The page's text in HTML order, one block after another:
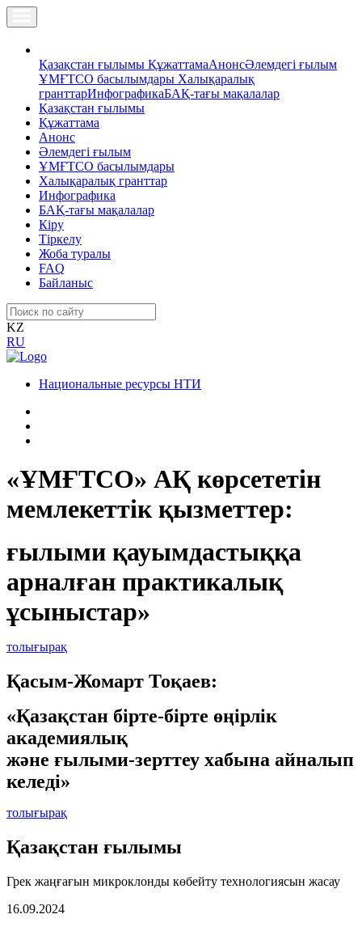
Қазақстан ғылымы ҚұжаттамаАнонсӘлемдегі ғылым
ҰМҒТСО басылымдары Халықаралық
гранттарИнфографикаБАҚ-тағы мақалалар
Қазақстан ғылымы
Құжаттама
Анонс
Әлемдегі ғылым
ҰМҒТСО басылымдары
Халықаралық гранттар
Инфографика
БАҚ-тағы мақалалар
Кіру
Тіркелу
Жоба туралы
FAQ
Байланыс
KZ
RU
Национальные ресурсы НТИ
«ҰМҒТСО» АҚ көрсететін
мемлекеттік қызметтер:
ғылыми қауымдастыққа
арналған практикалық
ұсыныстар»
толығырақ
Қасым-Жомарт Тоқаев:
«Қазақстан бірте-бірте өңірлік
академиялық
және ғылыми-зерттеу хабына айналып
келеді»
толығырақ
Қазақстан ғылымы
Грек жаңғағын микроклонды көбейту технологиясын жасау
16.09.2024